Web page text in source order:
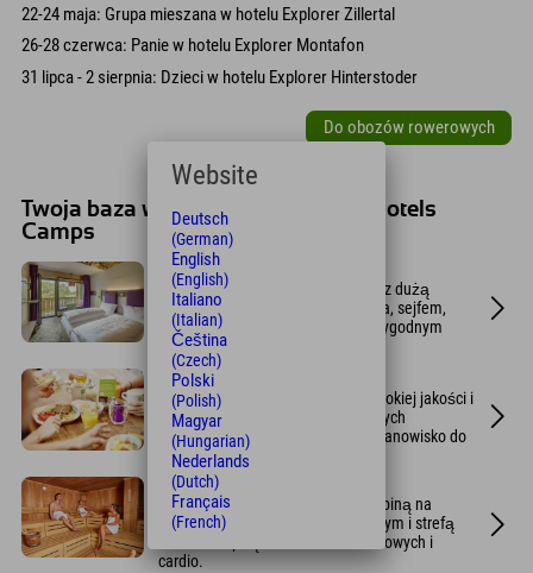
22-24 maja: Grupa mieszana w hotelu Explorer Zillertal
26-28 czerwca: Panie w hotelu Explorer Montafon
31 lipca - 2 sierpnia: Dzieci w hotelu Explorer Hinterstoder
Do obozów rowerowych
Twoja baza wypadowa w Explorer Hotels
Camps
Pokoje projektowe
Nowoczesne, designerskie pokoje z dużą
ilością miejsca do przechowywania, sejfem,
ławką w panoramicznym oknie i wygodnym
podwójnym łóżkiem.
Śniadanie w formie bufetu
Wybierz spośród 70 świeżych, wysokiej jakości i
w przeważającej mierze regionalnych
produktów. Główną atrakcją jest stanowisko do
samodzielnego smażenia jajek.
Spa sportowe
Z sauną fińską, łaźnią parową, kabiną na
podczerwień, pokojem relaksacyjnym i strefą
fitness ze sprzętem do ćwiczeń siłowych i
cardio.
Website
Deutsch
(German)
English
(English)
Italiano
(Italian)
Čeština
(Czech)
Polski
(Polish)
Magyar
(Hungarian)
Nederlands
(Dutch)
Français
(French)